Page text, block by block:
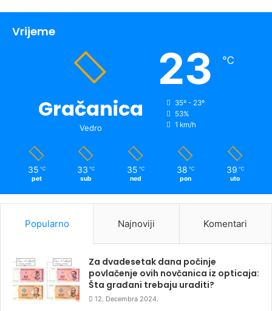
Vrijeme
Gračanica
Vedro
23 ℃
35º - 23º
53%
1 km/h
35 ℃
pet
33 ℃
sub
35 ℃
ned
38 ℃
pon
39 ℃
uto
Popularno Najnoviji Komentari
Za dvadesetak dana počinje
povlačenje ovih novčanica iz opticaja:
Šta građani trebaju uraditi?
12. Decembra 2024.